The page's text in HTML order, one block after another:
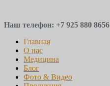
Наш телефон: +7 925 880 8656
Главная
О нас
Медицина
Блог
Фото & Видео